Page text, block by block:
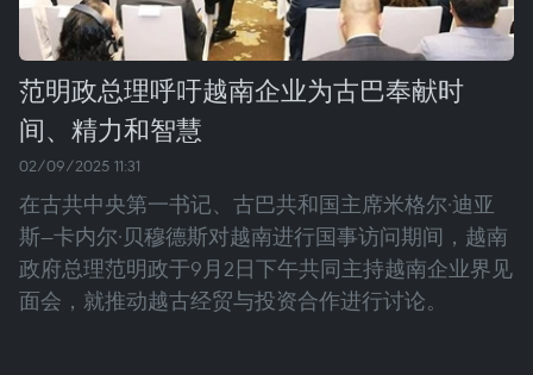
范明政总理呼吁越南企业为古巴奉献时
间、精力和智慧
02/09/2025 11:31
在古共中央第一书记、古巴共和国主席米格尔·迪亚
斯—卡内尔·贝穆德斯对越南进行国事访问期间，越南
政府总理范明政于9月2日下午共同主持越南企业界见
面会，就推动越古经贸与投资合作进行讨论。